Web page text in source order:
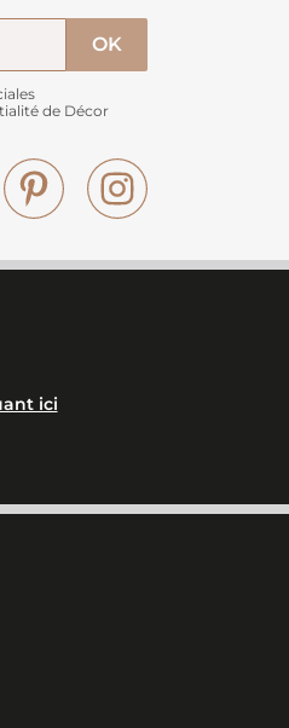
de Décor
Pinterest
ici